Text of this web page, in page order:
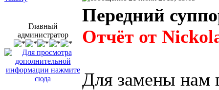
Главный
администратор
Передний
Отчёт от
Для замены нам